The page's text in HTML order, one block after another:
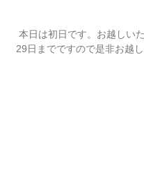
本日は初日です。お越しい
29日までですので是非お越